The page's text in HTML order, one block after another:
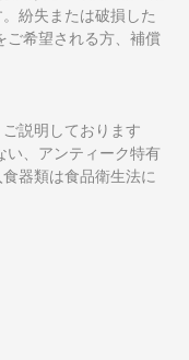
紛失または破損した
ご希望される方、補償
説明しております
い、アンティーク特有
器類は食品衛生法に